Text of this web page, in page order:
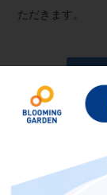
ただきます。